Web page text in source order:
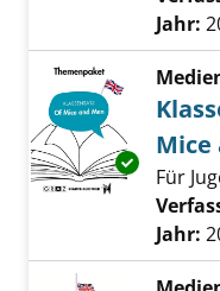
Jahr:
Mice
Für
Jahr: